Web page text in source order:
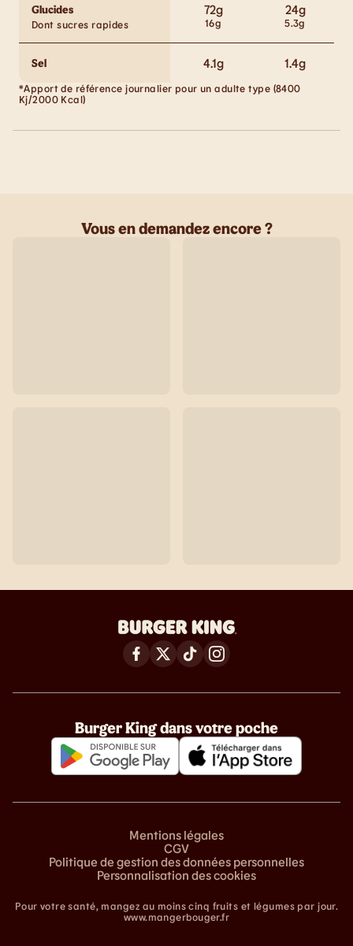
Glucides 72g 24g
Dont sucres rapides 16g 5.3g
Sel 4.1g 1.4g
*Apport de référence journalier pour un adulte type (8400
Kj/2000 Kcal)
Vous en demandez encore ?
Burger King dans votre poche
Mentions légales
CGV
Politique de gestion des données personnelles
Personnalisation des cookies
Pour votre santé, mangez au moins cinq fruits et légumes par jour.
www.mangerbouger.fr